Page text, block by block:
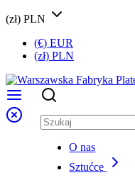
(zł) PLN
(€) EUR
(zł) PLN
O nas
Sztućce